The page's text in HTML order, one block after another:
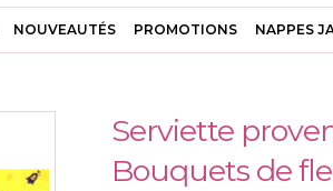
NOUVEAUTÉS PROMOTIONS NAPPES
Serviette
Bouquets de